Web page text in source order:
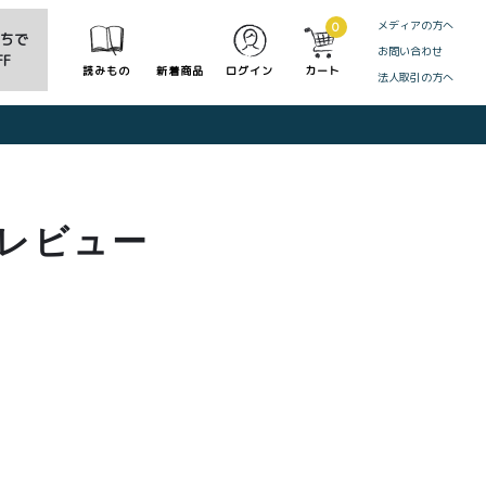
で
読みもの 新着商品 ログイン
0
カート
メディアの方へ
お問い合わせ
法人取引の方へ
CLOSE
ビュー